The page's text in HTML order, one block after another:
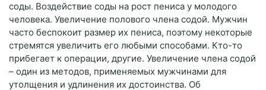
соды. Воздействие соды на рост пениса у молодого
человека. Увеличение полового члена содой. Мужчин
часто беспокоит размер их пениса, поэтому некоторые
стремятся увеличить его любыми способами. Кто-то
прибегает к операции, другие. Увеличение члена содой
– один из методов, применяемых мужчинами для
утолщения и удлинения их достоинства. Об